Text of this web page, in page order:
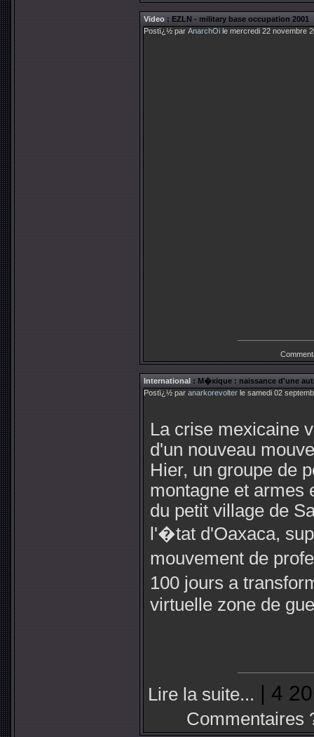
Video : EZLN - military base occupation 2001
Postï¿½ par AnarchOi le mercredi 22 novembre
International : M�xique : naissance d'une
Postï¿½ par anarkorevolter le samedi 02
La crise mexicaine
d'un nouveau
Hier, un groupe de
montagne et armes
du petit village de
l'�tat d'Oaxaca,
mouvement de
100 jours a
virtuelle zone de
Lire la suite... | 4
Commentaires